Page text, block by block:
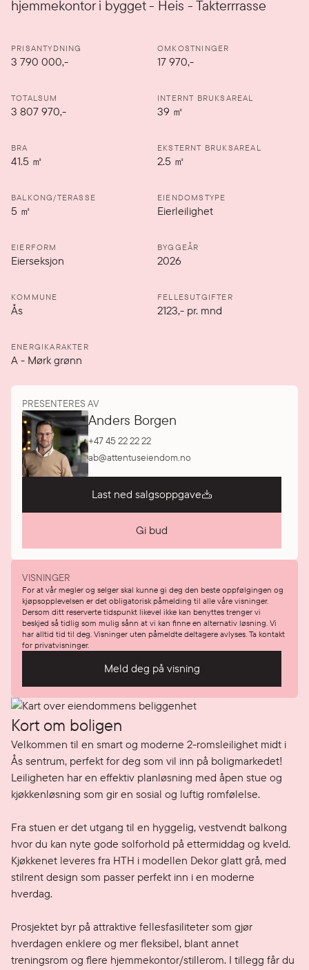
hjemmekontor i bygget - Heis - Takterrrasse
PRISANTYDNING
3 790 000,-
OMKOSTNINGER
17 970,-
TOTALSUM
3 807 970,-
INTERNT BRUKSAREAL
39 ㎡
BRA
41.5 ㎡
EKSTERNT BRUKSAREAL
2.5 ㎡
BALKONG/TERASSE
5 ㎡
EIENDOMSTYPE
Eierleilighet
EIERFORM
Eierseksjon
BYGGEÅR
2026
KOMMUNE
Ås
FELLESUTGIFTER
2123,- pr. mnd
ENERGIKARAKTER
A- Mørk grønn
PRESENTERES AV
Anders Borgen
+47 45 22 22 22
ab@attentuseiendom.no
Last ned salgsoppgave
Gi bud
VISNINGER
For at vår megler og selger skal kunne gi deg den beste oppfølgingen og
kjøpsopplevelsen er det obligatorisk påmelding til alle våre visninger.
Dersom ditt reserverte tidspunkt likevel ikke kan benyttes trenger vi
beskjed så tidlig som mulig sånn at vi kan finne en alternativ løsning. Vi
har alltid tid til deg. Visninger uten påmeldte deltagere avlyses. Ta kontakt
for privatvisninger.
Meld deg på visning
Kort om boligen
Velkommen til en smart og moderne 2-romsleilighet midt i
Ås sentrum, perfekt for deg som vil inn på boligmarkedet!
Leiligheten har en effektiv planløsning med åpen stue og
kjøkkenløsning som gir en sosial og luftig romfølelse.
Fra stuen er det utgang til en hyggelig, vestvendt balkong
hvor du kan nyte gode solforhold på ettermiddag og kveld.
Kjøkkenet leveres fra HTH i modellen Dekor glatt grå, med
stilrent design som passer perfekt inn i en moderne
hverdag.
Prosjektet byr på attraktive fellesfasiliteter som gjør
hverdagen enklere og mer fleksibel, blant annet
treningsrom og flere hjemmekontor/stillerom. I tillegg får du